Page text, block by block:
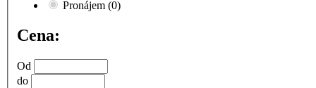
Pronájem (0)
Cena:
Od
do